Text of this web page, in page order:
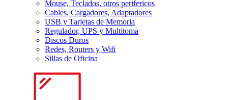
Mouse, Teclados, otros perifericos
Cables, Cargadores, Adaptadores
USB y Tarjetas de Memoria
Regulador, UPS y Multitoma
Discos Duros
Redes, Routers y Wifi
Sillas de Oficina